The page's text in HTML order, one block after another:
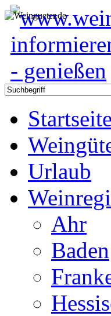
Startseite
Urlaub
Ahr
Baden